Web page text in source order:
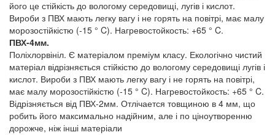
його це стійкість до вологому середовищі, лугів і кислот.
Вироби з ПВХ мають легку вагу і не горять на повітрі, має малу
морозостійкістю (-15 ° C). Нагревостойкость: +65 ° C.
ПВХ-4мм.
Поліхлорвініл. Є матеріалом преміум класу. Екологічно чистий
матеріал відрізняється стійкістю до вологому середовищі лугів і
кислот. Вироби з ПВХ мають легку вагу і не горять на повітрі,
має малу морозостійкістю (-15 ° C). Нагревостойкость: +65 ° C.
Відрізняється від ПВХ-2мм. Отлічается товщиною в 4 мм, що
робить його максимально надійним, але і по ціноутворенню
дорожче, ніж інші матеріали